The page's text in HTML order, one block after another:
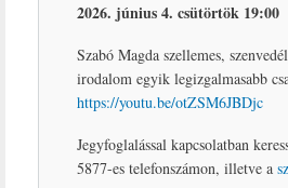
2026. június 4. csütörtök 19:00
Szabó Magda szellemes,
irodalom egyik legizgalmasabb
https://youtu.be/otZSM6JBDjc
Jegyfoglalással kapcsolatban
5877-es telefonszámon, illetve a